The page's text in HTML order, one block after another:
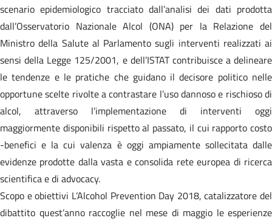
scenario epidemiologico tracciato dall’analisi dei dati prodotta
dall’Osservatorio Nazionale Alcol (ONA) per la Relazione del
Ministro della Salute al Parlamento sugli interventi realizzati ai
sensi della Legge 125/2001, e dell’ISTAT contribuisce a delineare
le tendenze e le pratiche che guidano il decisore politico nelle
opportune scelte rivolte a contrastare l’uso dannoso e rischioso di
alcol, attraverso l’implementazione di interventi oggi
maggiormente disponibili rispetto al passato, il cui rapporto costo
-benefici e la cui valenza è oggi ampiamente sollecitata dalle
evidenze prodotte dalla vasta e consolida rete europea di ricerca
scientifica e di advocacy.
Scopo e obiettivi L’Alcohol Prevention Day 2018, catalizzatore del
dibattito quest’anno raccoglie nel mese di maggio le esperienze